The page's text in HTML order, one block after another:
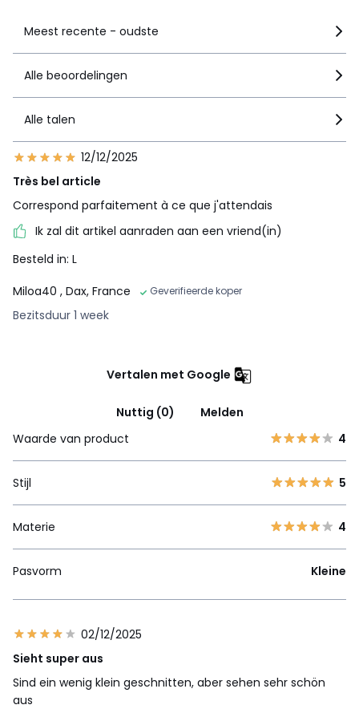
Meest recente - oudste
Alle beoordelingen
Alle talen
12/12/2025
Très bel article
Correspond parfaitement à ce que j'attendais
Ik zal dit artikel aanraden aan een vriend(in)
Besteld in: L
Miloa40 , Dax, France Geverifieerde koper
Bezitsduur 1 week
Vertalen met Google
Nuttig (0)
Melden
Waarde van product
4
Stijl 5
Materie 4
Pasvorm Kleine
02/12/2025
Sieht super aus
Sind ein wenig klein geschnitten, aber sehen sehr schön
aus